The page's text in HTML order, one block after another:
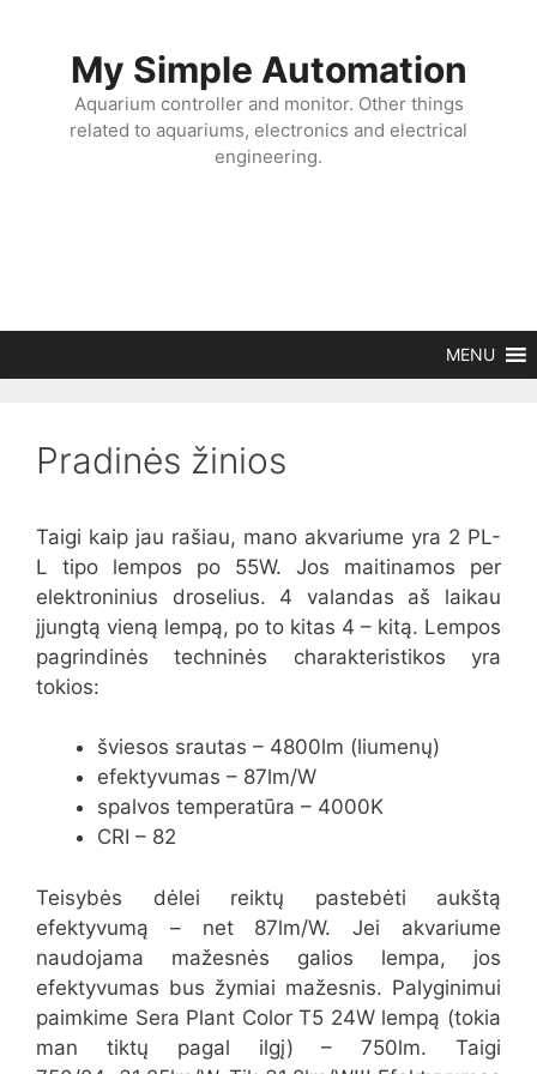
My Simple Automation
Aquarium controller and monitor. Other things
related to aquariums, electronics and electrical
engineering.
MENU
Pradinės žinios
Taigi kaip jau rašiau, mano akvariume yra 2 PL-
L tipo lempos po 55W. Jos maitinamos per
elektroninius droselius. 4 valandas aš laikau
įjungtą vieną lempą, po to kitas 4 – kitą. Lempos
pagrindinės techninės charakteristikos yra
tokios:
šviesos srautas – 4800lm (liumenų)
efektyvumas – 87lm/W
spalvos temperatūra – 4000K
CRI – 82
Teisybės dėlei reiktų pastebėti aukštą
efektyvumą – net 87lm/W. Jei akvariume
naudojama mažesnės galios lempa, jos
efektyvumas bus žymiai mažesnis. Palyginimui
paimkime Sera Plant Color T5 24W lempą (tokia
man tiktų pagal ilgį) – 750lm. Taigi